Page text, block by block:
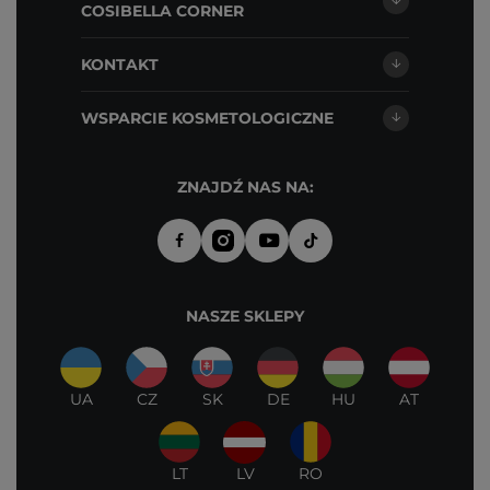
COSIBELLA CORNER
KONTAKT
WSPARCIE KOSMETOLOGICZNE
ZNAJDŹ NAS NA:
NASZE SKLEPY
UA CZ SK DE HU AT
LT LV RO